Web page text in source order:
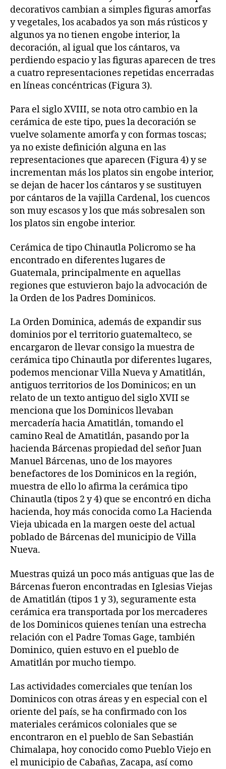
decorativos cambian a simples figuras amorfas
y vegetales, los acabados ya son más rústicos y
algunos ya no tienen engobe interior, la
decoración, al igual que los cántaros, va
perdiendo espacio y las figuras aparecen de tres
a cuatro representaciones repetidas encerradas
en líneas concéntricas (Figura 3).
Para el siglo XVIII, se nota otro cambio en la
cerámica de este tipo, pues la decoración se
vuelve solamente amorfa y con formas toscas;
ya no existe definición alguna en las
representaciones que aparecen (Figura 4) y se
incrementan más los platos sin engobe interior,
se dejan de hacer los cántaros y se sustituyen
por cántaros de la vajilla Cardenal, los cuencos
son muy escasos y los que más sobresalen son
los platos sin engobe interior.
Cerámica de tipo Chinautla Policromo se ha
encontrado en diferentes lugares de
Guatemala, principalmente en aquellas
regiones que estuvieron bajo la advocación de
la Orden de los Padres Dominicos.
La Orden Dominica, además de expandir sus
dominios por el territorio guatemalteco, se
encargaron de llevar consigo la muestra de
cerámica tipo Chinautla por diferentes lugares,
podemos mencionar Villa Nueva y Amatitlán,
antiguos territorios de los Dominicos; en un
relato de un texto antiguo del siglo XVII se
menciona que los Dominicos llevaban
mercadería hacia Amatitlán, tomando el
camino Real de Amatitlán, pasando por la
hacienda Bárcenas propiedad del señor Juan
Manuel Bárcenas, uno de los mayores
benefactores de los Dominicos en la región,
muestra de ello lo afirma la cerámica tipo
Chinautla (tipos 2 y 4) que se encontró en dicha
hacienda, hoy más conocida como La Hacienda
Vieja ubicada en la margen oeste del actual
poblado de Bárcenas del municipio de Villa
Nueva.
Muestras quizá un poco más antiguas que las de
Bárcenas fueron encontradas en Iglesias Viejas
de Amatitlán (tipos 1 y 3), seguramente esta
cerámica era transportada por los mercaderes
de los Dominicos quienes tenían una estrecha
relación con el Padre Tomas Gage, también
Dominico, quien estuvo en el pueblo de
Amatitlán por mucho tiempo.
Las actividades comerciales que tenían los
Dominicos con otras áreas y en especial con el
oriente del país, se ha confirmado con los
materiales cerámicos coloniales que se
encontraron en el pueblo de San Sebastián
Chimalapa, hoy conocido como Pueblo Viejo en
el municipio de Cabañas, Zacapa, así como